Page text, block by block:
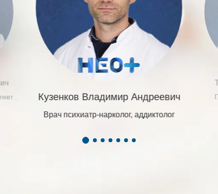
Кузенков Владимир Андреевич
Врач психиатр-нарколог, аддиктолог